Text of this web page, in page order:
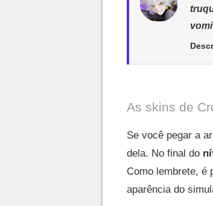
As skins de
Se você pegar a
dela. No final do
Como lembrete, é
aparência do